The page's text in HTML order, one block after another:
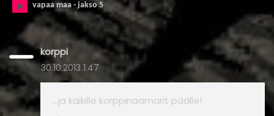
vapaa maa - jakso 5
korppi
30.10.2013 1.47
…ja kaikille korppinaamarit päälle!